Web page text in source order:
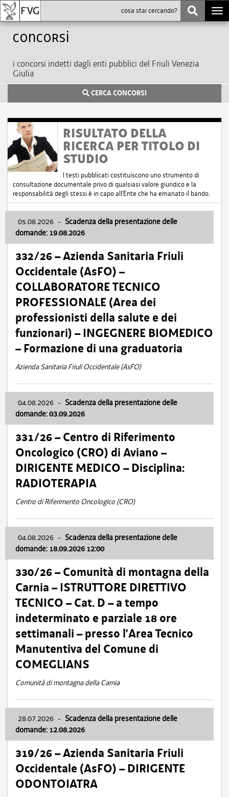
Concorsi
i concorsi indetti dagli enti pubblici del Friuli Venezia
Giulia
CERCA CONCORSI
RISULTATO DELLA
RICERCA PER TITOLO DI
STUDIO
I testi pubblicati costituiscono uno strumento di
consultazione documentale privo di qualsiasi valore giuridico e la
responsabilità degli stessi è in capo all'Ente che ha emanato il bando.
05.08.2026 - Scadenza della presentazione delle
domande: 19.08.2026
332/26 – Azienda Sanitaria Friuli
Occidentale (AsFO) –
COLLABORATORE TECNICO
PROFESSIONALE (Area dei
professionisti della salute e dei
funzionari) – INGEGNERE BIOMEDICO
– Formazione di una graduatoria
Azienda Sanitaria Friuli Occidentale (AsFO)
04.08.2026 - Scadenza della presentazione delle
domande: 03.09.2026
331/26 – Centro di Riferimento
Oncologico (CRO) di Aviano –
DIRIGENTE MEDICO – Disciplina:
RADIOTERAPIA
Centro di Riferimento Oncologico (CRO)
04.08.2026 - Scadenza della presentazione delle
domande: 18.09.2026 12:00
330/26 – Comunità di montagna della
Carnia – ISTRUTTORE DIRETTIVO
TECNICO – Cat. D – a tempo
indeterminato e parziale 18 ore
settimanali – presso l’Area Tecnico
Manutentiva del Comune di
COMEGLIANS
Comunità di montagna della Carnia
28.07.2026 - Scadenza della presentazione delle
domande: 12.08.2026
319/26 – Azienda Sanitaria Friuli
Occidentale (AsFO) – DIRIGENTE
ODONTOIATRA